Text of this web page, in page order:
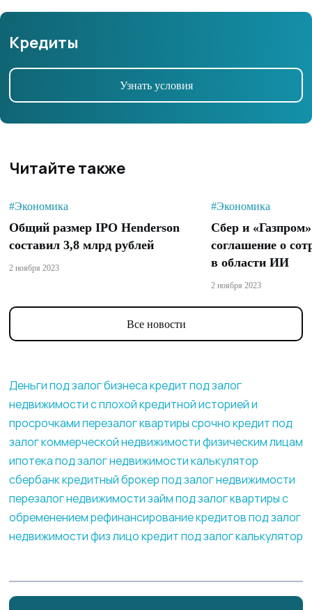
Кредиты
Узнать условия
Читайте также
#Экономика
Общий размер IPO Henderson
составил 3,8 млрд рублей
2 ноября 2023
#Экономика
Сбер и
соглашение о
в области ИИ
2 ноября 2023
Все новости
Деньги под залог бизнесакредит под залог
недвижимости с плохой кредитной историей и
просрочкамиперезалог квартиры срочнокредит под
залог коммерческой недвижимости физическим лицам
ипотека под залог недвижимости калькулятор
сбербанккредитный брокер под залог недвижимости
перезалог недвижимостизайм под залог квартиры с
обременениемрефинансирование кредитов под залог
недвижимости физ лицокредит под залог калькулятор